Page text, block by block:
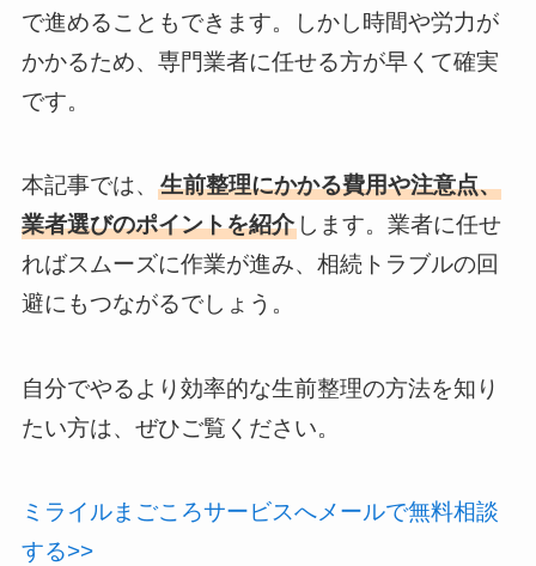
で進めることもできます。しかし時間や労力が
かかるため、専門業者に任せる方が早くて確実
です。
本記事では、 生前整理にかかる費用や注意点、
業者選びのポイントを紹介します。業者に任せ
ればスムーズに作業が進み、相続トラブルの回
避にもつながるでしょう。
自分でやるより効率的な生前整理の方法を知り
たい方は、ぜひご覧ください。
ミライルまごころサービスへメールで無料相談
する>>